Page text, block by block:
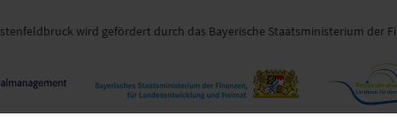
wird gefördert durch das Bayerische Staatsministerium der